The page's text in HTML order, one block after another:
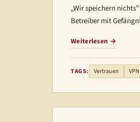
„Wir speichern
Betreiber mit
Weiterlesen
TAGS: Vertrauen VPN